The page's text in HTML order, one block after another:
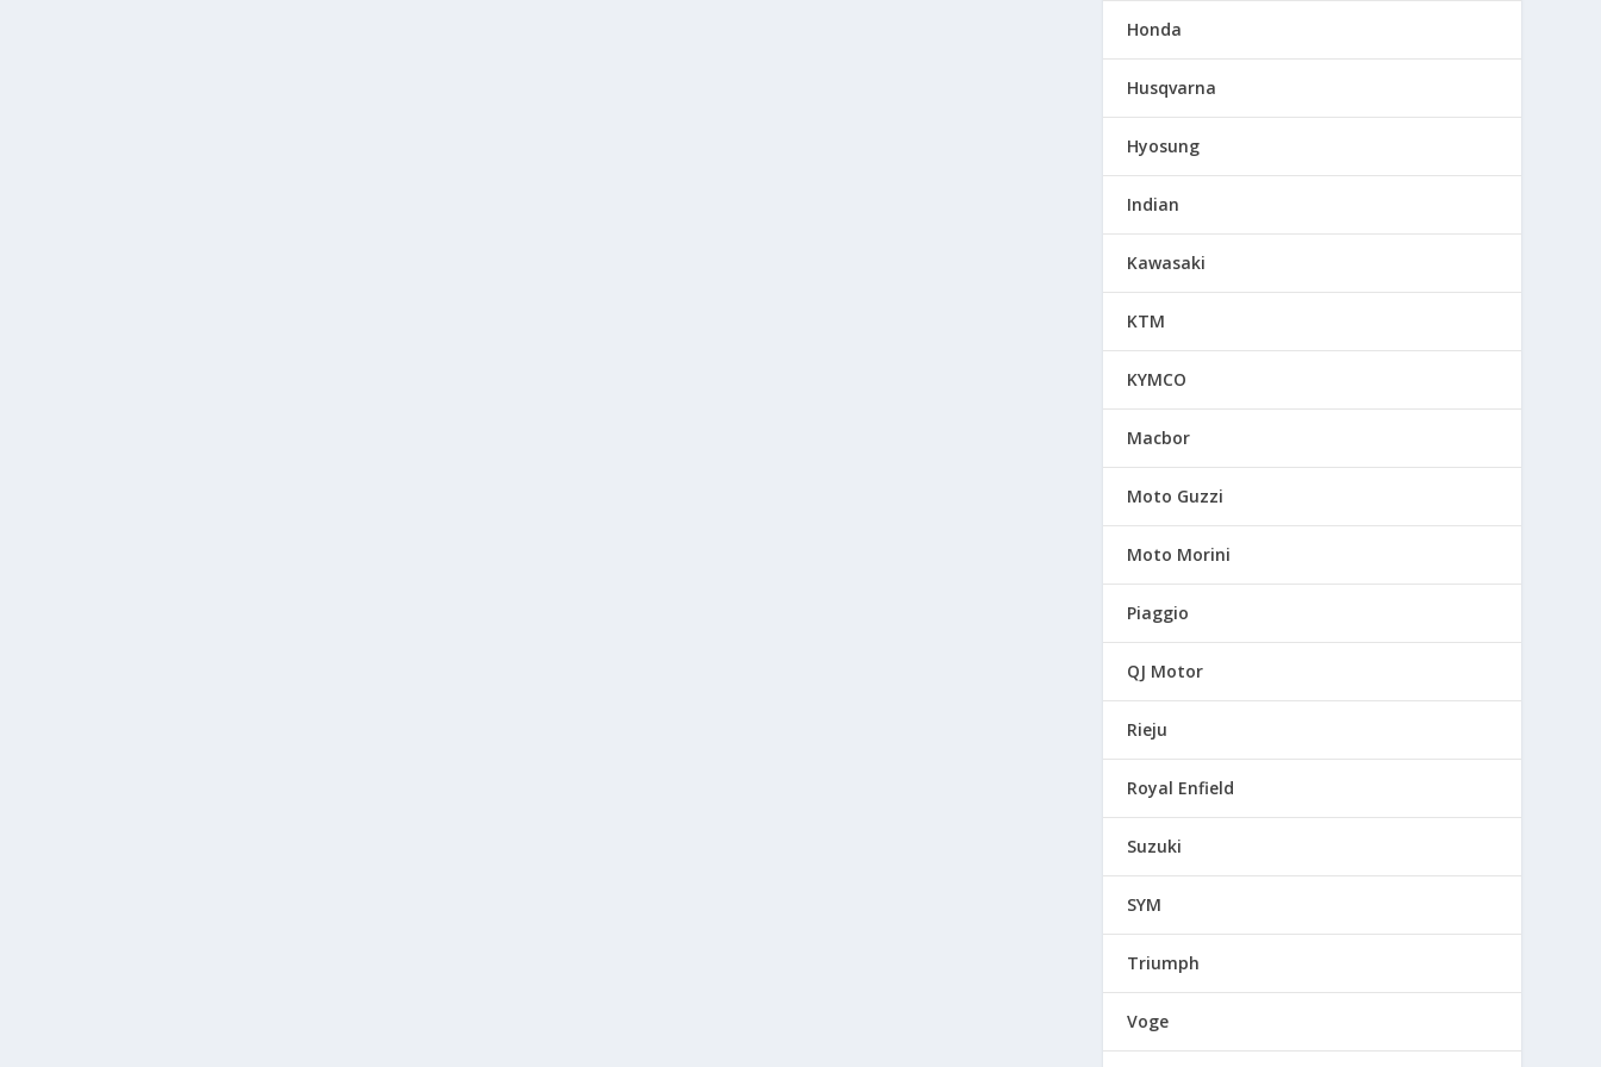
Honda
Husqvarna
Hyosung
Indian
Kawasaki
KTM
KYMCO
Macbor
Moto Guzzi
Moto Morini
Piaggio
QJ Motor
Rieju
Royal Enfield
Suzuki
SYM
Triumph
Voge